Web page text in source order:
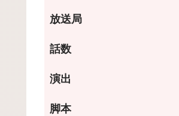
放送局
話数
演出
脚本